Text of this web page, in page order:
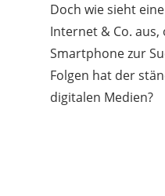
Doch wie sieht
Internet & Co. aus,
Smartphone zur
Folgen hat der
digitalen Medien?